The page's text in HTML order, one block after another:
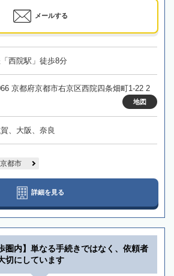
メールする
西院駅」徒歩8分
京都府京都市右京区西院四条畑町1-22 2
地図
、大阪、奈良
京都市
詳細を見る
圏内】単なる手続きではなく、依頼者
切にしています